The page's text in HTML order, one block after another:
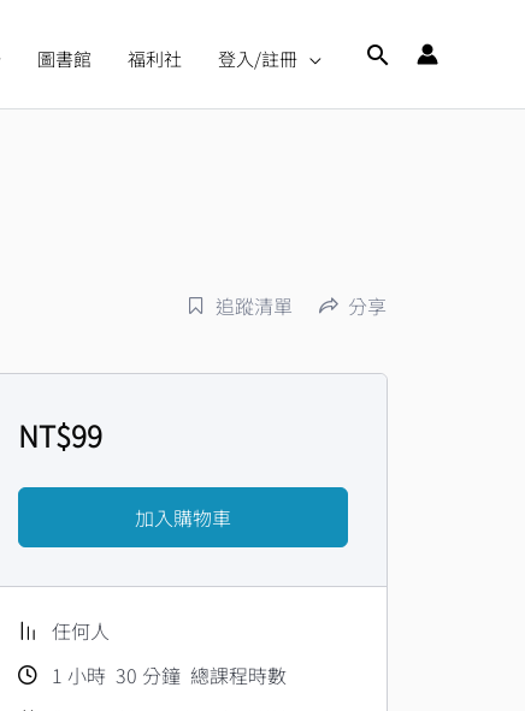
圖書館 福利社 登入/註冊
搜
尋
追蹤清單 分享
NT$99
加入購物車
任何人
1 小時 30 分鐘 總課程時數